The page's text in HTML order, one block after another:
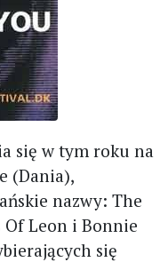
się w tym roku na
(Dania),
nazwy: The
Of Leon i Bonnie
się